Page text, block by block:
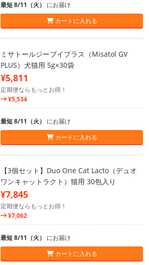
最短 8/11（火） にお届け
カートに入れる
ミサトールジーブイプラス（Misatol GV
PLUS）犬猫用 5g×30袋
¥5,811
定期便ならもっとお得！
¥5,534
最短 8/11（火） にお届け
カートに入れる
【3個セット】Duo One Cat Lacto（デュオ
ワンキャットラクト）猫用 30包入り
¥7,845
定期便ならもっとお得！
¥7,062
最短 8/11（火） にお届け
カートに入れる